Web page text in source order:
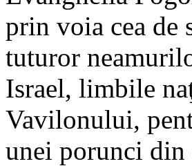
prin voia cea de
tuturor
Israel, limbile
Vavilonului,
unei porunci din